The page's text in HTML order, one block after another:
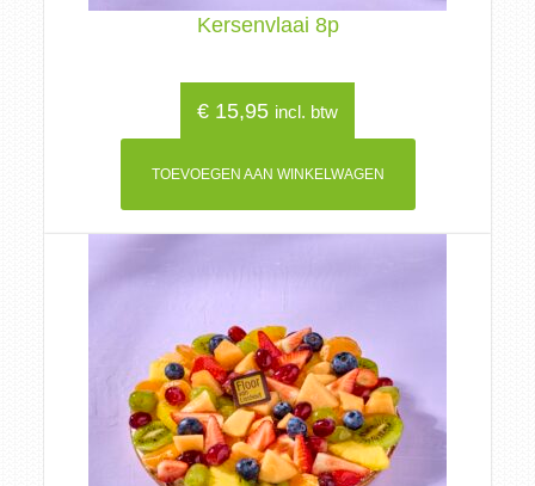
Kersenvlaai 8p
€ 15,95 incl. btw
TOEVOEGEN AAN WINKELWAGEN